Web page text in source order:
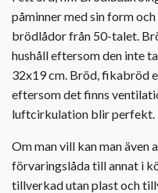
påminner med sin form
brödlådor från 50-talet.
hushåll eftersom den inte
32x19 cm. Bröd, fikabröd
eftersom det finns
luftcirkulation blir perfekt.
Om man vill kan man även
förvaringslåda till annat i
tillverkad utan plast och